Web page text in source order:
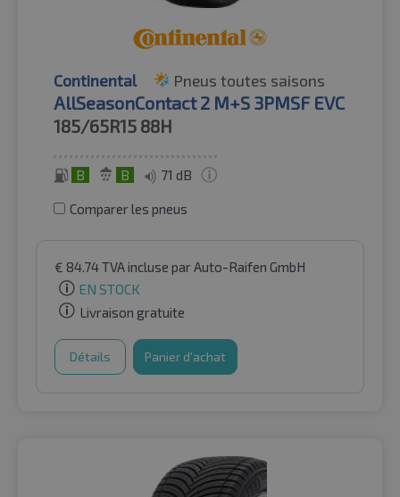
Continental Pneus toutes saisons
AllSeasonContact 2 M+S 3PMSF EVC
185/65R15 88H
B B 71 dB
Comparer les pneus
€ 84.74TVA incluse par Auto-Raifen GmbH
EN STOCK
Livraison gratuite
Détails Panier d'achat